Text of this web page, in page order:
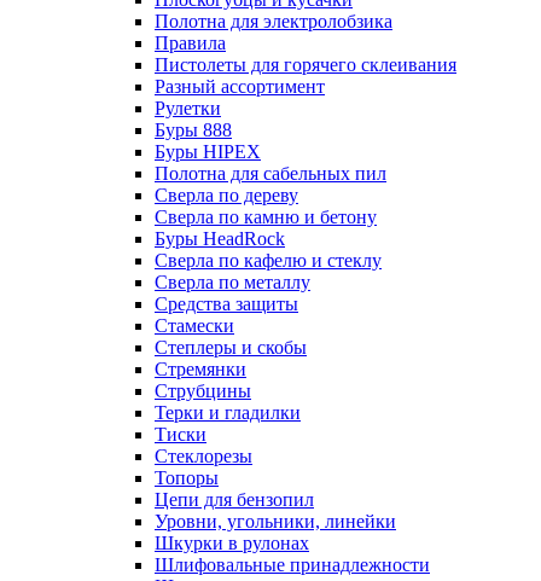
Полотна для электролобзика
Правила
Пистолеты для горячего склеивания
Разный ассортимент
Рулетки
Буры 888
Буры HIPEX
Полотна для сабельных пил
Сверла по дереву
Сверла по камню и бетону
Буры HeadRock
Сверла по кафелю и стеклу
Сверла по металлу
Средства защиты
Стамески
Степлеры и скобы
Стремянки
Струбцины
Терки и гладилки
Тиски
Стеклорезы
Топоры
Цепи для бензопил
Уровни, угольники, линейки
Шкурки в рулонах
Шлифовальные принадлежности